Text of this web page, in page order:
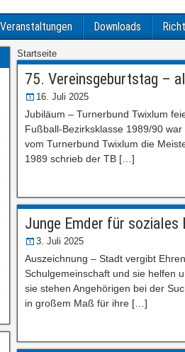
Downloads
Startseite
75. Vereinsgeburtstag –
16. Juli 2025
Jubiläum – Turnerbund Twixlum
Fußball-Bezirksklasse 1989/90
vom Turnerbund Twixlum die
1989 schrieb der TB […]
Junge Emder für soziales
3. Juli 2025
Auszeichnung – Stadt vergibt
Schulgemeinschaft und sie helfen
sie stehen Angehörigen bei der
in großem Maß für ihre […]